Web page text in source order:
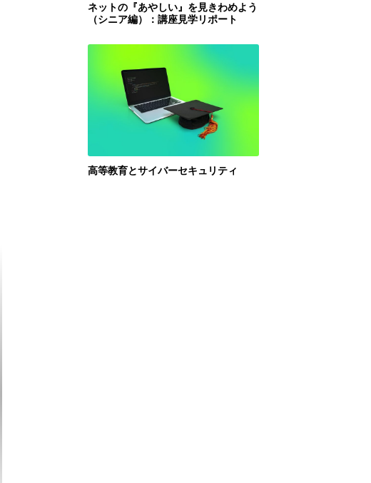
ネットの『あやしい』を見きわめよう
（シニア編）：講座見学リポート
高等教育とサイバーセキュリティ